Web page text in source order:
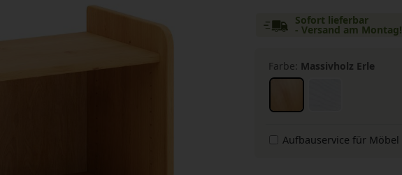
Sofort lieferbar
- Versand am Montag!
Farbe: Massivholz Erle
Aufbauservice für Möbel